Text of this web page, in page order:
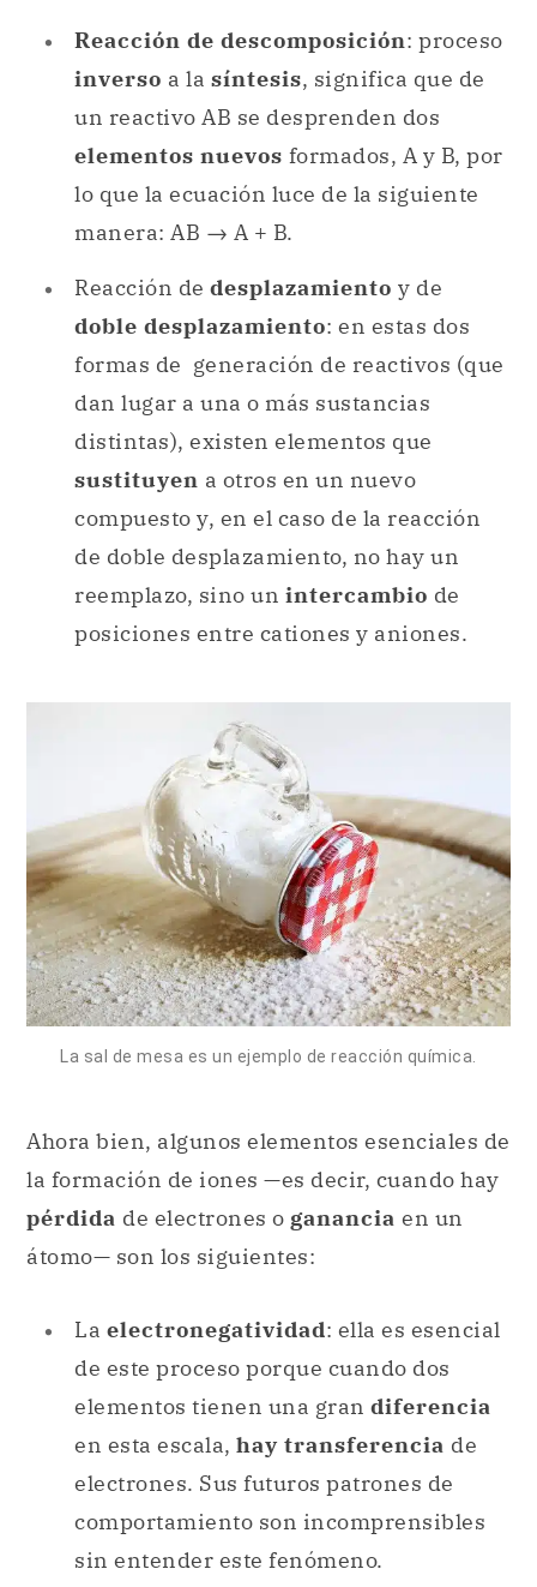
Reacción de descomposición: proceso
inverso a la síntesis, significa que de
un reactivo AB se desprenden dos
elementos nuevos formados, A y B, por
lo que la ecuación luce de la siguiente
manera: AB → A + B.
Reacción de desplazamiento y de
doble desplazamiento: en estas dos
formas de generación de reactivos (que
dan lugar a una o más sustancias
distintas), existen elementos que
sustituyen a otros en un nuevo
compuesto y, en el caso de la reacción
de doble desplazamiento, no hay un
reemplazo, sino un intercambio de
posiciones entre cationes y aniones.
La sal de mesa es un ejemplo de reacción química.
Ahora bien, algunos elementos esenciales de
la formación de iones —es decir, cuando hay
pérdida de electrones o ganancia en un
átomo— son los siguientes:
La electronegatividad: ella es esencial
de este proceso porque cuando dos
elementos tienen una gran diferencia
en esta escala, hay transferencia de
electrones. Sus futuros patrones de
comportamiento son incomprensibles
sin entender este fenómeno.